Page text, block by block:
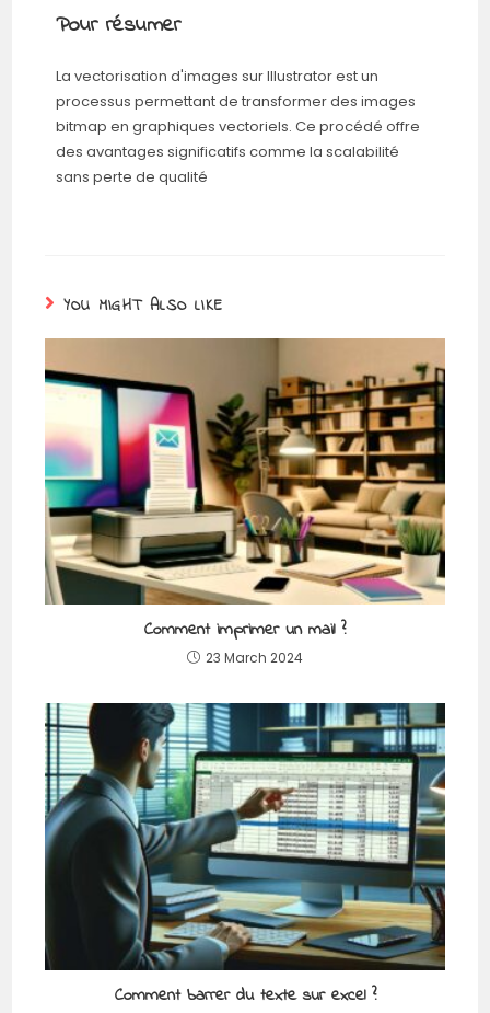
Pour résumer
La vectorisation d'images sur Illustrator est un
processus permettant de transformer des images
bitmap en graphiques vectoriels. Ce procédé offre
des avantages significatifs comme la scalabilité
sans perte de qualité
YOU MIGHT ALSO LIKE
Comment imprimer un mail ?
23 March 2024
Comment barrer du texte sur excel ?